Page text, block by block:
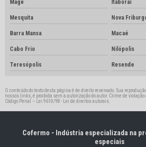
Magé Itaboraí
Mesquita Nova
Barra Mansa Macaé
Cabo Frio Nilópolis
Teresópolis Resende
O conteúdo do texto desta página é de direito reservado. Sua
nossos links, é proibida sem a autorização do autor. Crime de
Código Penal – Lei 9610/98 - Lei de direitos autorais.
Cofermo - Indústria especializada na
especiais